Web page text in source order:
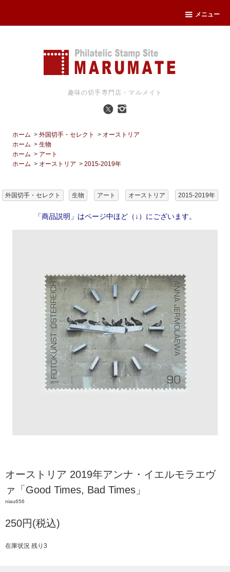
メニュー
趣味の切手専門店・マルメイト
ホーム >外国切手・セレクト > オーストリア
ホーム >生物
ホーム > アート
ホーム > オーストリア >2015-2019年
外国切手・セレクト 生物 アート オーストリア 2015-2019年
「商品説明」はページ中ほど（↓）にございます。
オーストリア 2019年アンナ・イエルモラエヴ
ァ「Good Times, Bad Times」
niau656
250円(税込)
在庫状況 残り3